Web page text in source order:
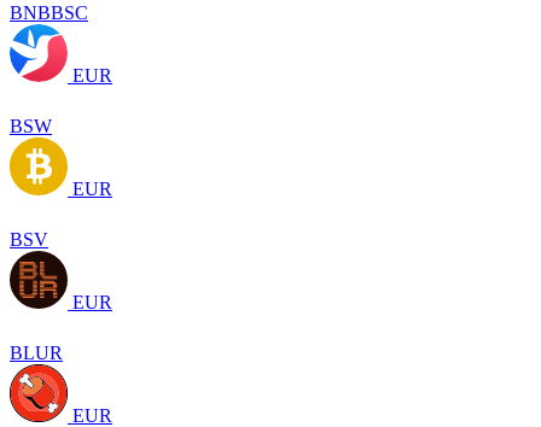
BNBBSC
EUR
BSW
EUR
BSV
EUR
BLUR
EUR